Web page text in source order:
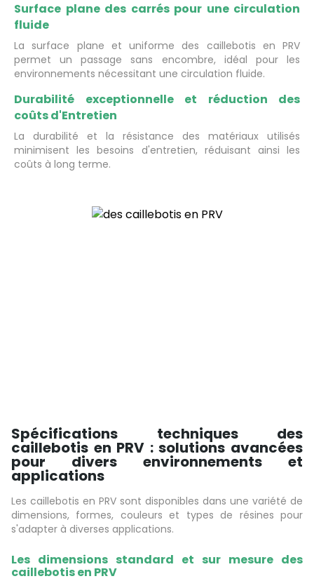
Surface plane des carrés pour une circulation
fluide
La surface plane et uniforme des caillebotis en PRV
permet un passage sans encombre, idéal pour les
environnements nécessitant une circulation fluide.
Durabilité exceptionnelle et réduction des
coûts d'Entretien
La durabilité et la résistance des matériaux utilisés
minimisent les besoins d'entretien, réduisant ainsi les
coûts à long terme.
Spécifications techniques des
caillebotis en PRV : solutions avancées
pour divers environnements et
applications
Les caillebotis en PRV sont disponibles dans une variété de
dimensions, formes, couleurs et types de résines pour
s'adapter à diverses applications.
Les dimensions standard et sur mesure des
caillebotis en PRV